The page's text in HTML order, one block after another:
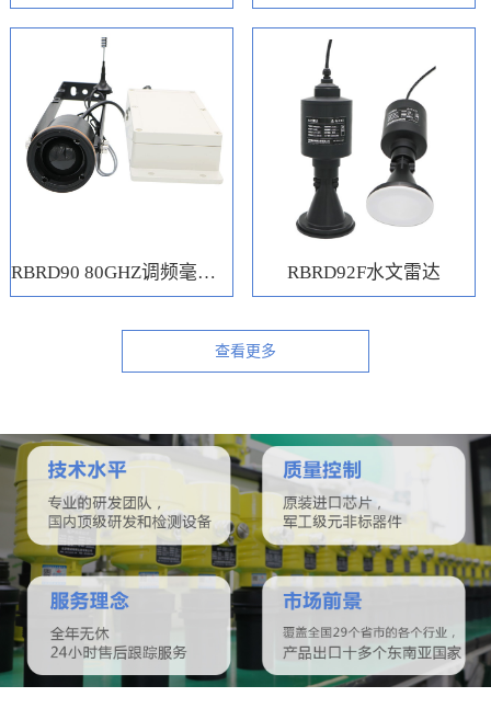
RBRD90 80GHZ调频毫米波水位计 RBRD92F水文雷达
查看更多